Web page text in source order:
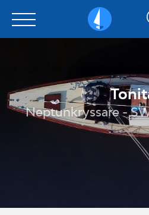
Sailarena
Neptunkryssare -